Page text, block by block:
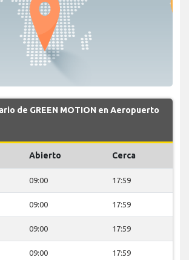
de GREEN MOTION en Aeropuerto
Abierto Cerca
09:00 17:59
09:00 17:59
09:00 17:59
09:00 17:59